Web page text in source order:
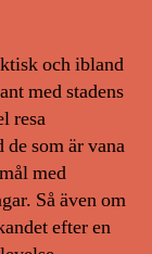
och ibland
med stadens
resa
som är vana
med
Så även om
efter en